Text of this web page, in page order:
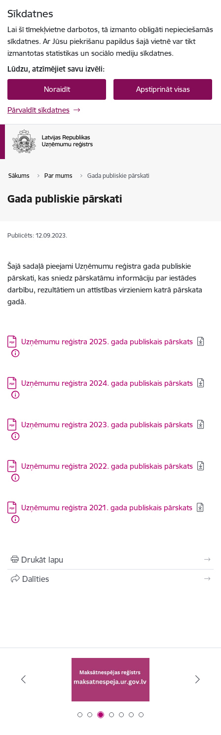
Sīkdatnes
Lai šī tīmekļvietne darbotos, tā izmanto obligāti nepieciešamās
sīkdatnes. Ar Jūsu piekrišanu papildus šajā vietnē var tikt
izmantotas statistikas un sociālo mediju sīkdatnes.
Lūdzu, atzīmējiet savu izvēli:
Noraidīt Apstiprināt visas
Pārvaldīt sīkdatnes
Sākums Par mums Gada publiskie pārskati
Gada publiskie pārskati
Publicēts: 12.09.2023.
Šajā sadaļā pieejami Uzņēmumu reģistra gada publiskie
pārskati, kas sniedz pārskatāmu informāciju par iestādes
darbību, rezultātiem un attīstības virzieniem katrā pārskata
gadā.
Lejupielādēt:
Uzņēmumu reģistra 2025. gada publiskais pārskats
Lejupielādēt:
Uzņēmumu reģistra 2024. gada publiskais pārskats
Lejupielādēt:
Uzņēmumu reģistra 2023. gada publiskais pārskats
Lejupielādēt:
Uzņēmumu reģistra 2022. gada publiskais pārskats
Lejupielādēt:
Uzņēmumu reģistra 2021. gada publiskais pārskats
Drukāt lapu
Dalīties